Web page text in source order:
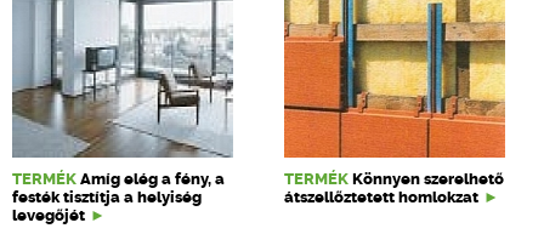
TERMÉK Amíg elég a fény, a
festék tisztítja a helyiség
levegőjét
TERMÉK Könnyen szerelhető
átszellőztetett homlokzat